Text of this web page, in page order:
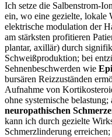
Ich setze die Salbenstrom-
ein, wo eine gezielte, lokale
elektrische modulation der
am stärksten profitieren
plantar, axillär) durch
Schweißproduktion; bei
Sehnenbeschwerden wie
bursären Reizzuständen
Aufnahme ⁣von
ohne systemische⁤ belastung;
neuropathischen⁢
kann ⁤ich durch gezielte
Schmerzlinderung